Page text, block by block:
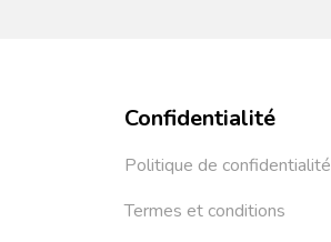
Confidentialité
Politique de confidentialité
Termes et conditions